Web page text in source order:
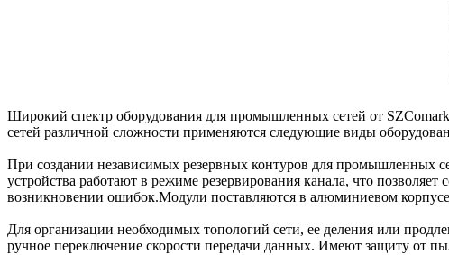
Широкий спектр оборудования для промышленных сетей от SZComark
сетей различной сложности применяются следующие виды
При создании независимых резервных контуров для промышленных
устройства работают в режиме резервирования канала, что
возникновении ошибок.Модули поставляются в алюминиевом
Для организации необходимых топологий сети, ее деления или
ручное переключение скорости передачи данных. Имеют защиту от